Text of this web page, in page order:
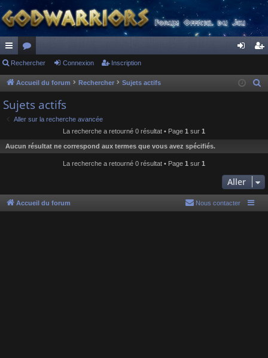
ac
co
ur
ci
or
u
s
ne cri
Rechercher Connexion Inscription
Accueil du forum Rechercher Sujets actifs
h
e
Sujets actifs
Aller sur la recherche avancée
La recherche a retourné 0 résultat • Page 1 sur 1
Aucun résultat ne correspond aux termes que vous avez spécifiés.
La recherche a retourné 0 résultat • Page 1 sur 1
Aller
Accueil du forum Nous contacter